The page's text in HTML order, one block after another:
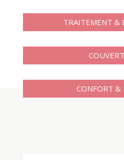
TRAITEMENT &
CONFORT &